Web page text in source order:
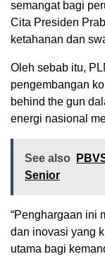
semangat bagi
Cita Presiden
ketahanan dan
Oleh sebab itu,
pengembangan
behind the gun
energi nasional
See also
Senior
“Penghargaan ini
dan inovasi yang
utama bagi